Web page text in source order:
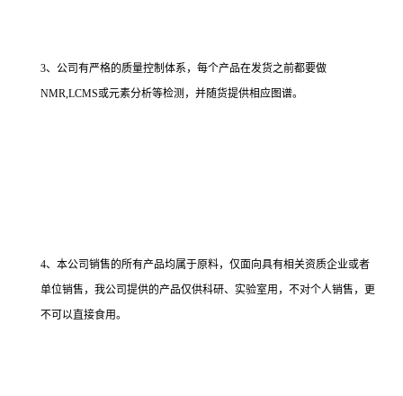
3、公司有严格的质量控制体系，每个产品在发货之前都要做
NMR,LCMS或元素分析等检测，并随货提供相应图谱。
4、本公司销售的所有产品均属于原料，仅面向具有相关资质企业或者
单位销售，我公司提供的产品仅供科研、实验室用，不对个人销售，更
不可以直接食用。